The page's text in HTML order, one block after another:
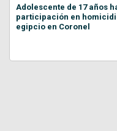
Adolescente de 17 años
participación en
egipcio en Coronel